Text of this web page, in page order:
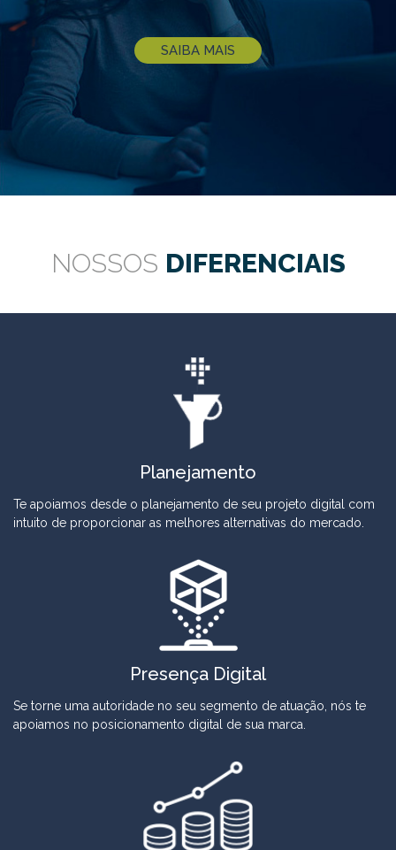
SAIBA MAIS
NOSSOS DIFERENCIAIS
Planejamento
Te apoiamos desde o planejamento de seu projeto digital com
intuito de proporcionar as melhores alternativas do mercado.
Presença Digital
Se torne uma autoridade no seu segmento de atuação, nós te
apoiamos no posicionamento digital de sua marca.